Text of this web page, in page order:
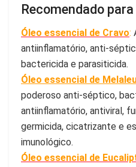
Recomendado
Óleo essencial de Cravo:
antiinflamatório, anti-
bactericida e parasiticida.
Óleo essencial de
poderoso anti-séptico,
antiinflamatório, antiviral,
germicida, cicatrizante e
imunológico.
Óleo essencial de